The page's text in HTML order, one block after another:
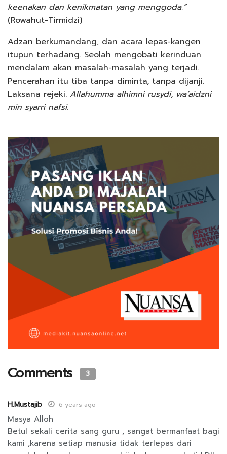
keenakan dan kenikmatan yang menggoda.”
(Rowahut-Tirmidzi)
Adzan berkumandang, dan acara lepas-kangen
itupun terhadang. Seolah mengobati kerinduan
mendalam akan masalah-masalah yang terjadi.
Pencerahan itu tiba tanpa diminta, tanpa dijanji.
Laksana rejeki. Allahumma alhimni rusydi, wa’aidzni
min syarri nafsi.
Comments 3
H.Mustajib 6 years ago
Masya Alloh
Betul sekali cerita sang guru , sangat bermanfaat bagi
kami ,karena setiap manusia tidak terlepas dari